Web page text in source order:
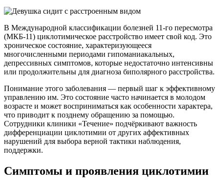
В Международной классификации болезней 11-го пересмотра
(МКБ-11) циклотимическое расстройство имеет свой код. Это
хроническое состояние, характеризующееся
многочисленными периодами гипоманиакальных,
депрессивных симптомов, которые недостаточно интенсивны
или продолжительны для диагноза биполярного расстройства.
Понимание этого заболевания — первый шаг к эффективному
управлению им. Это состояние часто начинается в молодом
возрасте и может восприниматься как особенности характера,
что приводит к позднему обращению за помощью.
Сотрудники клиники «Течение» подчёркивают важность
дифференциации циклотимии от других аффективных
нарушений для выбора верной тактики наблюдения,
поддержки.
Симптомы и проявления циклотимии